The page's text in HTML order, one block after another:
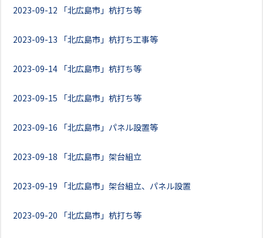
2023-09-12 「北広島市」杭打ち等
2023-09-13 「北広島市」杭打ち工事等
2023-09-14 「北広島市」杭打ち等
2023-09-15 「北広島市」杭打ち等
2023-09-16 「北広島市」パネル設置等
2023-09-18 「北広島市」架台組立
2023-09-19 「北広島市」架台組立、パネル設置
2023-09-20 「北広島市」杭打ち等